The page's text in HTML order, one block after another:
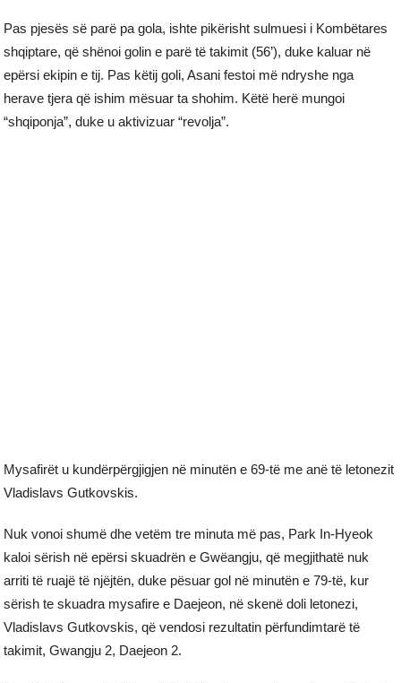
Pas pjesës së parë pa gola, ishte pikërisht sulmuesi i Kombëtares
shqiptare, që shënoi golin e parë të takimit (56’), duke kaluar në
epërsi ekipin e tij. Pas këtij goli, Asani festoi më ndryshe nga
herave tjera që ishim mësuar ta shohim. Këtë herë mungoi
“shqiponja”, duke u aktivizuar “revolja”.
Mysafirët u kundërpërgjigjen në minutën e 69-të me anë të letonezit
Vladislavs Gutkovskis.
Nuk vonoi shumë dhe vetëm tre minuta më pas, Park In-Hyeok
kaloi sërish në epërsi skuadrën e Gwëangju, që megjithatë nuk
arriti të ruajë të njëjtën, duke pësuar gol në minutën e 79-të, kur
sërish te skuadra mysafire e Daejeon, në skenë doli letonezi,
Vladislavs Gutkovskis, që vendosi rezultatin përfundimtarë të
takimit, Gwangju 2, Daejeon 2.